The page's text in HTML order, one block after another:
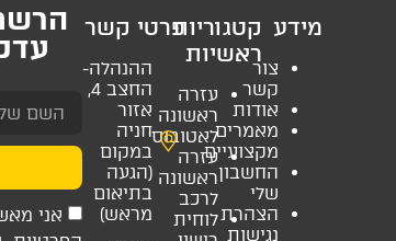
מידע
צור
קשר
אודות
מאמרים
מקצועיים
החשבון
שלי
הצהרת
נגישות
קטגוריות
ראשיות
עזרה
ראשונה
לאטובוס
עזרה
ראשונה
לרכב
לוחית
פרטי קשר
ההנהלה-
החצב 4,
אזור
חניה
במקום
(הגעה
בתיאום
מראש)
אני